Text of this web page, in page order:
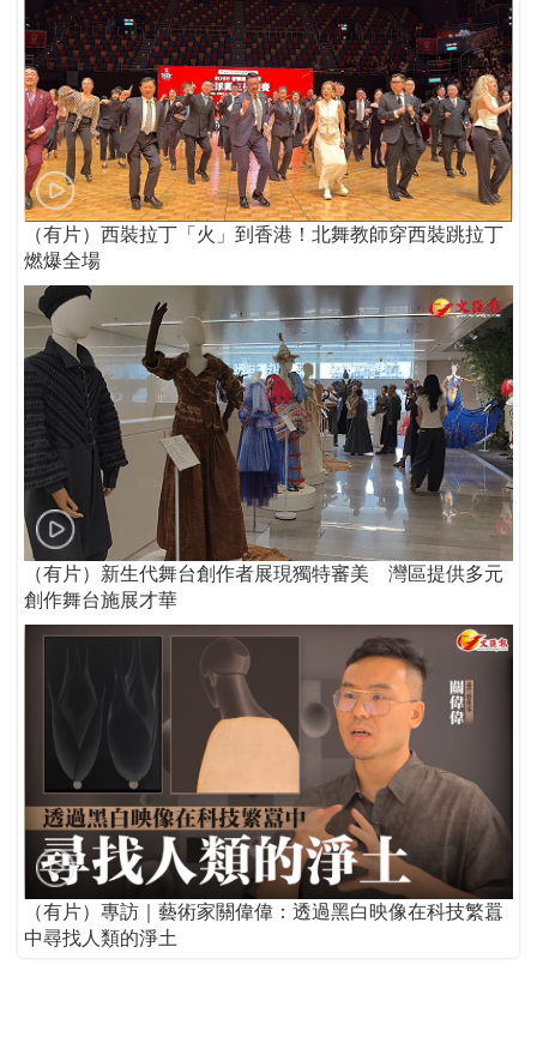
（有片）西裝拉丁「火」到香港！北舞教師穿西裝跳拉丁
燃爆全場
（有片）新生代舞台創作者展現獨特審美 灣區提供多元
創作舞台施展才華
（有片）專訪｜藝術家關偉偉：透過黑白映像在科技繁囂
中尋找人類的淨土